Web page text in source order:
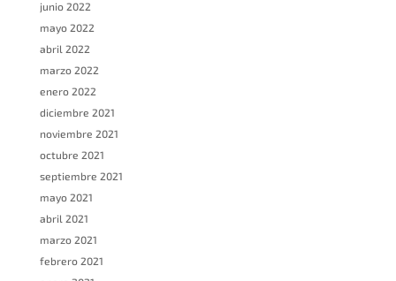
junio 2022
mayo 2022
abril 2022
marzo 2022
enero 2022
diciembre 2021
noviembre 2021
octubre 2021
septiembre 2021
mayo 2021
abril 2021
marzo 2021
febrero 2021